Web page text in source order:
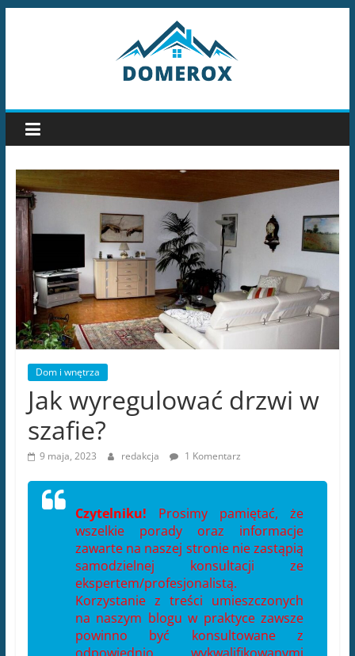
Domerox
Dom i wnętrza
Jak wyregulować drzwi w
szafie?
9 maja, 2023 redakcja 1 Komentarz
Czytelniku! Prosimy pamiętać, że
wszelkie porady oraz informacje
zawarte na naszej stronie nie zastąpią
samodzielnej konsultacji ze
ekspertem/profesjonalistą.
Korzystanie z treści umieszczonych
na naszym blogu w praktyce zawsze
powinno być konsultowane z